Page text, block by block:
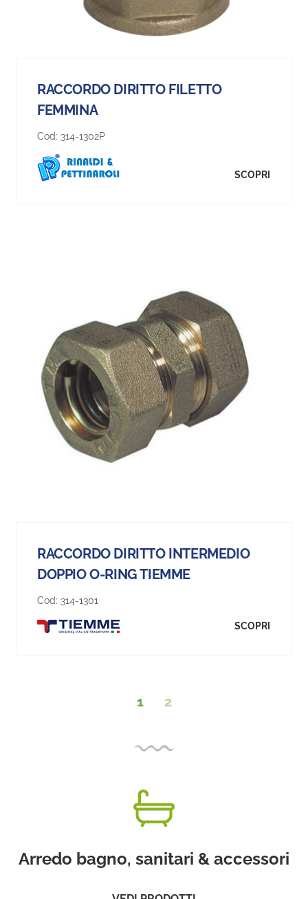
RACCORDO DIRITTO FILETTO
FEMMINA
Cod: 314-1302P
SCOPRI
RACCORDO DIRITTO INTERMEDIO
DOPPIO O-RING TIEMME
Cod: 314-1301
SCOPRI
1 2
Arredo bagno, sanitari & accessori